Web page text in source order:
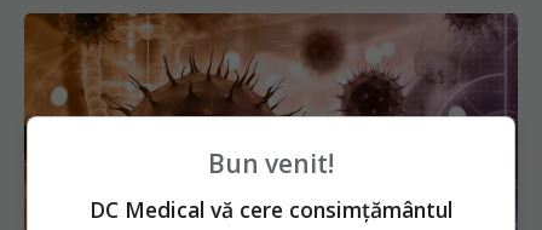
Bun venit!
DC Medical vă cere consimțământul